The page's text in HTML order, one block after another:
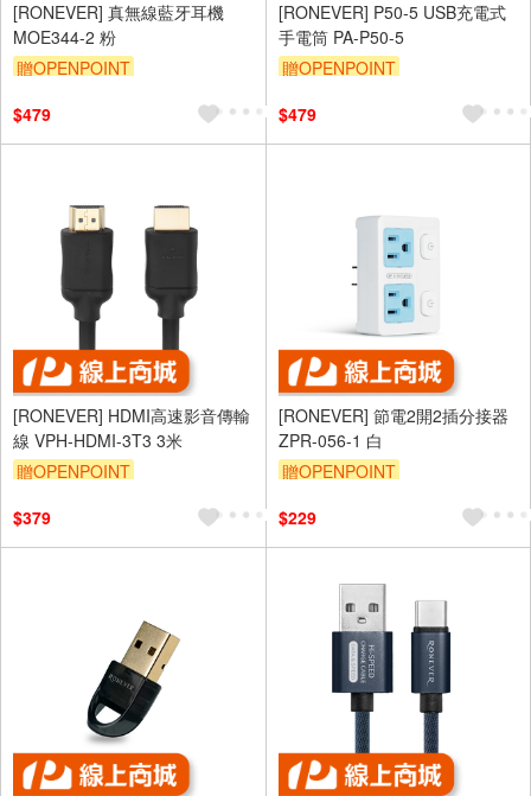
[RONEVER] 真無線藍牙耳機
MOE344-2 粉
贈OPENPOINT
$479
[RONEVER] P50-5 USB充電式
手電筒 PA-P50-5
贈OPENPOINT
$479
[RONEVER] HDMI高速影音傳輸
線 VPH-HDMI-3T3 3米
贈OPENPOINT
$379
[RONEVER] 節電2開2插分接器
ZPR-056-1 白
贈OPENPOINT
$229